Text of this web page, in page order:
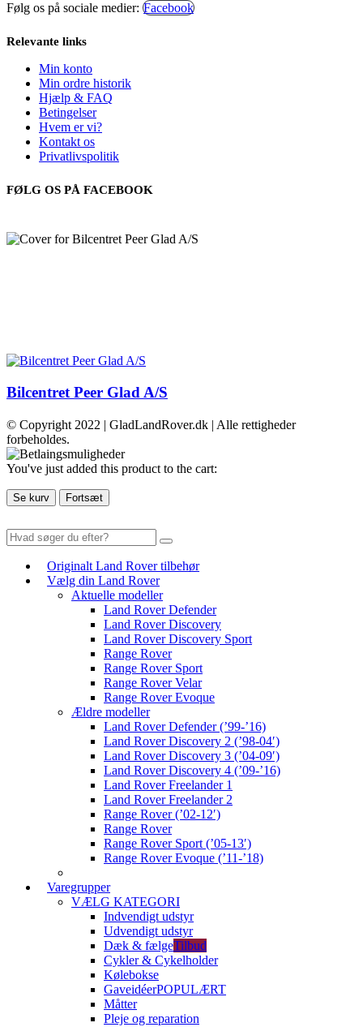
Følg os på sociale medier: Facebook
Relevante links
Min konto
Min ordre historik
Hjælp & FAQ
Betingelser
Hvem er vi?
Kontakt os
Privatlivspolitik
FØLG OS PÅ FACEBOOK
Bilcentret Peer Glad A/S
© Copyright 2022 | GladLandRover.dk | Alle rettigheder
forbeholdes.
You've just added this product to the cart:
Se kurv Fortsæt
Originalt Land Rover tilbehør
Vælg din Land Rover
Aktuelle modeller
Land Rover Defender
Land Rover Discovery
Land Rover Discovery Sport
Range Rover
Range Rover Sport
Range Rover Velar
Range Rover Evoque
Ældre modeller
Land Rover Defender (’99-’16)
Land Rover Discovery 2 (’98-04′)
Land Rover Discovery 3 (’04-09′)
Land Rover Discovery 4 (’09-’16)
Land Rover Freelander 1
Land Rover Freelander 2
Range Rover (’02-12′)
Range Rover
Range Rover Sport (’05-13′)
Range Rover Evoque (’11-’18)
Varegrupper
VÆLG KATEGORI
Indvendigt udstyr
Udvendigt udstyr
Dæk & fælgeTilbud
Cykler & Cykelholder
Kølebokse
GaveidéerPOPULÆRT
Måtter
Pleje og reparation